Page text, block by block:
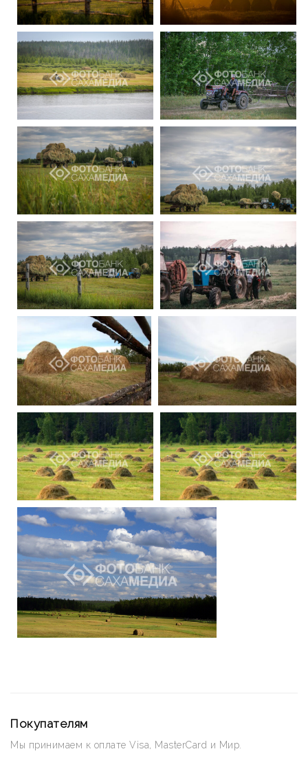
Покупателям
Мы принимаем к оплате Visa, MasterCard и Мир.